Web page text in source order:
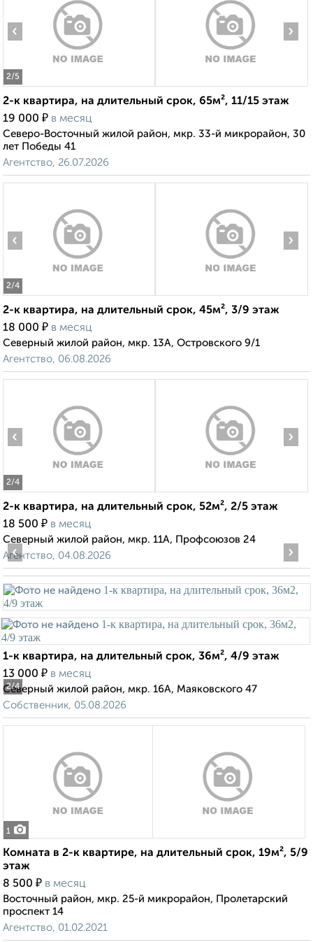
2/5
‹ ›
2-к квартира, на длительный срок, 65м², 11/15 этаж
19 000 ₽ в месяц
Северо-Восточный жилой район, мкр. 33-й микрорайон, 30
лет Победы 41
Агентство, 26.07.2026
2/4
‹ ›
2-к квартира, на длительный срок, 45м², 3/9 этаж
18 000 ₽ в месяц
Северный жилой район, мкр. 13А, Островского 9/1
Агентство, 06.08.2026
2/4
‹ ›
2-к квартира, на длительный срок, 52м², 2/5 этаж
18 500 ₽ в месяц
Северный жилой район, мкр. 11А, Профсоюзов 24
Агентство, 04.08.2026
2/4
‹ ›
1-к квартира, на длительный срок, 36м², 4/9 этаж
13 000 ₽ в месяц
Северный жилой район, мкр. 16А, Маяковского 47
Собственник, 05.08.2026
1
Комната в 2-к квартире, на длительный срок, 19м², 5/9
этаж
8 500 ₽ в месяц
Восточный район, мкр. 25-й микрорайон, Пролетарский
проспект 14
Агентство, 01.02.2021